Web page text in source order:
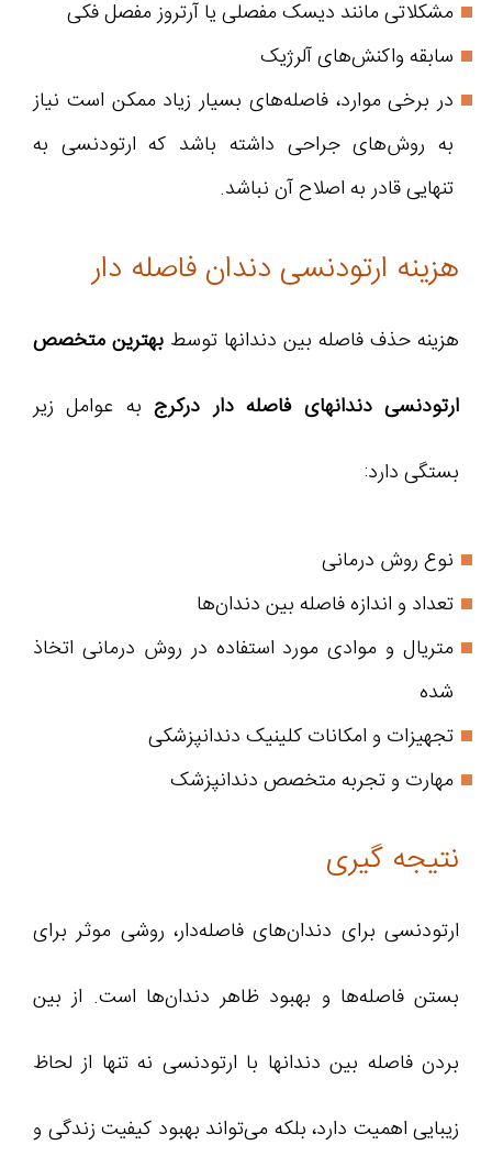
مشکلاتی مانند دیسک مفصلی یا آرتروز مفصل فکی
سابقه واکنش‌های آلرژیک
در برخی موارد، فاصله‌های بسیار زیاد ممکن است نیاز
به روش‌های جراحی داشته باشد که ارتودنسی به
تنهایی قادر به اصلاح آن نباشد.
هزینه ارتودنسی دندان فاصله دار
هزینه حذف فاصله بین دندانها توسط بهترین متخصص
ارتودنسی دندانهای فاصله دار درکرجبه عوامل زیر
بستگی دارد:
نوع روش درمانی
تعداد و اندازه فاصله بین دندان‌ها
متریال و موادی مورد استفاده در روش درمانی اتخاذ
شده
تجهیزات و امکانات کلینیک دندانپزشکی
مهارت و تجربه متخصص دندانپزشک
نتیجه گیری
ارتودنسی برای دندان‌های فاصله‌دار، روشی موثر برای
بستن فاصله‌ها و بهبود ظاهر دندان‌ها است. از بین
بردن فاصله بین دندانها با ارتودنسی نه تنها از لحاظ
زیبایی اهمیت دارد، بلکه می‌تواند بهبود کیفیت زندگی و